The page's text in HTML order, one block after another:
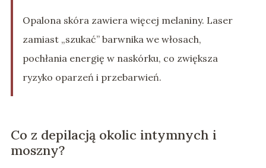
Opalona skóra zawiera więcej melaniny. Laser
zamiast „szukać” barwnika we włosach,
pochłania energię w naskórku, co zwiększa
ryzyko oparzeń i przebarwień.
Co z depilacją okolic intymnych i
moszny?